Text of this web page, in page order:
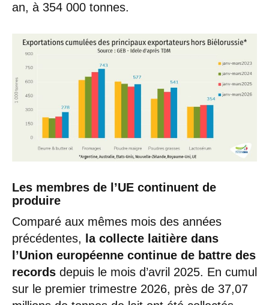
an, à 354 000 tonnes.
Les membres de l’UE continuent de
produire
Comparé aux mêmes mois des années
précédentes,
la collecte laitière dans
l’Union européenne continue de battre des
records depuis le mois d’avril 2025. En cumul
sur le premier trimestre 2026, près de 37,07